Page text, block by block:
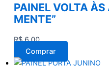
PAINEL VOLTA
MENTE”
R$6,00
Comprar